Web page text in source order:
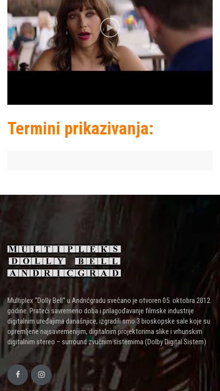
Termini prikazivanja:
Multiplex “Dolly Bell“ u Andrićgradu svečano je otvoren 05. oktobra 2012.
godine. Prateći savremeno doba i prilagođavanje filmske industrije
digitalnim uređajima današnjice, izgradili smo 3 bioskopske sale koje su
opremljene najsavremenijim, digitalnim projektorima slike i vrhunskim
digitalnim stereo – surround zvučnim sistemima (Dolby Digital Sistem)